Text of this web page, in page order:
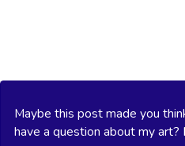
Maybe this post made you
have a question about my art?